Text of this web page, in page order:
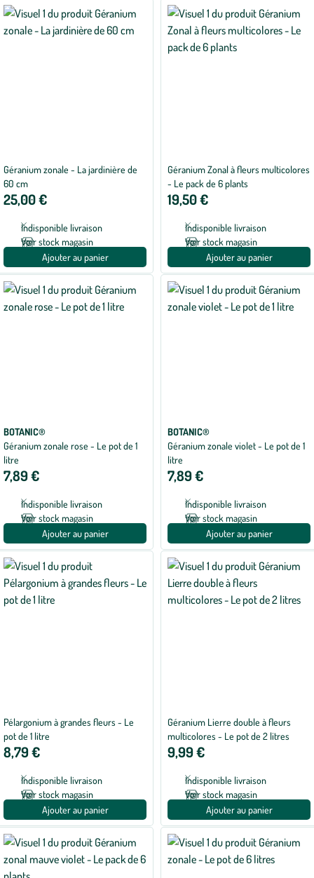
Géranium zonale - La jardinière de
60 cm
25,00 €
Indisponible livraison
Voir stock magasin
Ajouter au panier
Géranium Zonal à fleurs multicolores
- Le pack de 6 plants
19,50 €
Indisponible livraison
Voir stock magasin
Ajouter au panier
BOTANIC®
Géranium zonale rose - Le pot de 1
litre
7,89 €
Indisponible livraison
Voir stock magasin
Ajouter au panier
BOTANIC®
Géranium zonale violet - Le pot de 1
litre
7,89 €
Indisponible livraison
Voir stock magasin
Ajouter au panier
Pélargonium à grandes fleurs - Le
pot de 1 litre
8,79 €
Indisponible livraison
Voir stock magasin
Ajouter au panier
Géranium Lierre double à fleurs
multicolores - Le pot de 2 litres
9,99 €
Indisponible livraison
Voir stock magasin
Ajouter au panier